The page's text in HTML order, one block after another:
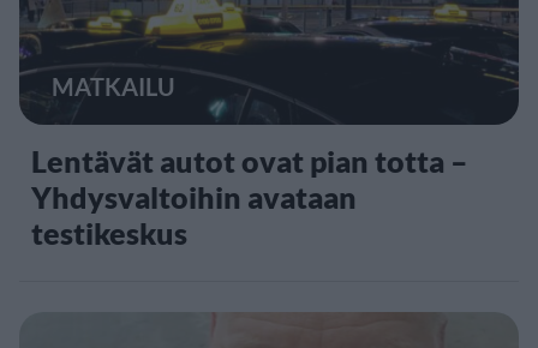
MATKAILU
Lentävät autot ovat pian totta –
Yhdysvaltoihin avataan
testikeskus